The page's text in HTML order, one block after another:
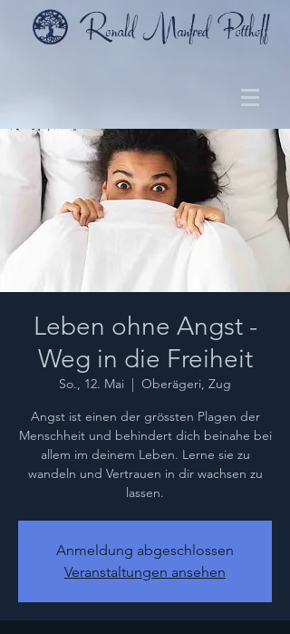
Leben ohne Angst -
Weg in die Freiheit
So., 12. Mai
  |
Oberägeri, Zug
Angst ist einen der grössten Plagen der
Menschheit und behindert dich beinahe bei
allem im deinem Leben. Lerne sie zu
wandeln und Vertrauen in dir wachsen zu
lassen.
Anmeldung abgeschlossen
Veranstaltungen ansehen